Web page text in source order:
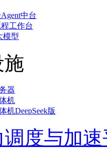
中台
工作台
模型
器
机
机DeepSeek版
度与加